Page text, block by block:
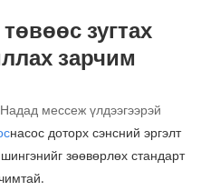
зугтах
зарчим
Надад мессеж үлдээгээрэй
насос доторх сэнсний эргэлт
зөөвөрлөх стандарт